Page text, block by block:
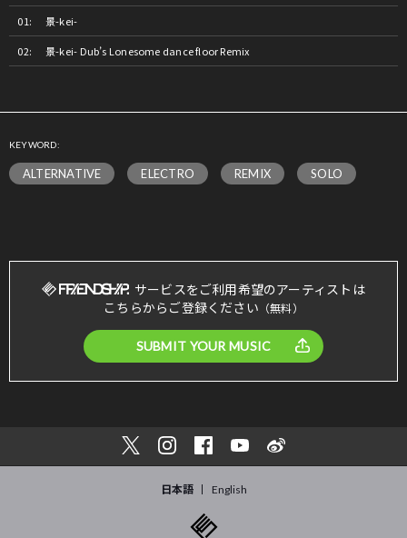
景-kei-
景-kei- Dub’s Lonesome dance floor Remix
KEYWORD:
ALTERNATIVE ELECTRO REMIX SOLO
サービスをご利用希望のアーティストは
こちらからご登録ください （無料）
SUBMIT YOUR MUSIC
日本語 English